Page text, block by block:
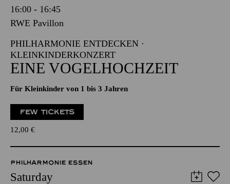
16:00 - 16:45
RWE Pavillon
PHILHARMONIE ENTDECKEN ·
KLEINKINDERKONZERT
EINE VOGELHOCHZEIT
Für Kleinkinder von 1 bis 3 Jahren
FEW TICKETS
12,00 €
PHILHARMONIE ESSEN
Saturday